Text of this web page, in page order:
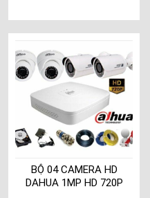
BỘ 04 CAMERA HD
DAHUA 1MP HD 720P